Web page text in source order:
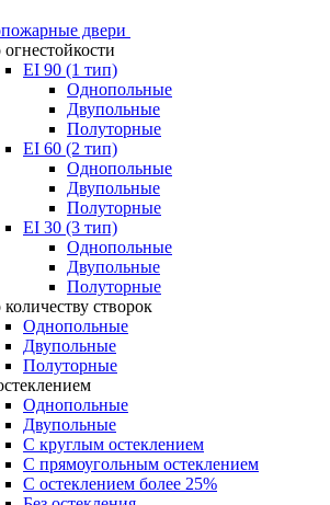
двери
EI 90 (1 тип)
Однопольные
Двупольные
Полуторные
EI 60 (2 тип)
Однопольные
Двупольные
Полуторные
EI 30 (3 тип)
Однопольные
Двупольные
Полуторные
створок
Однопольные
Двупольные
Полуторные
Однопольные
Двупольные
С круглым остеклением
С прямоугольным остеклением
С остеклением более 25%